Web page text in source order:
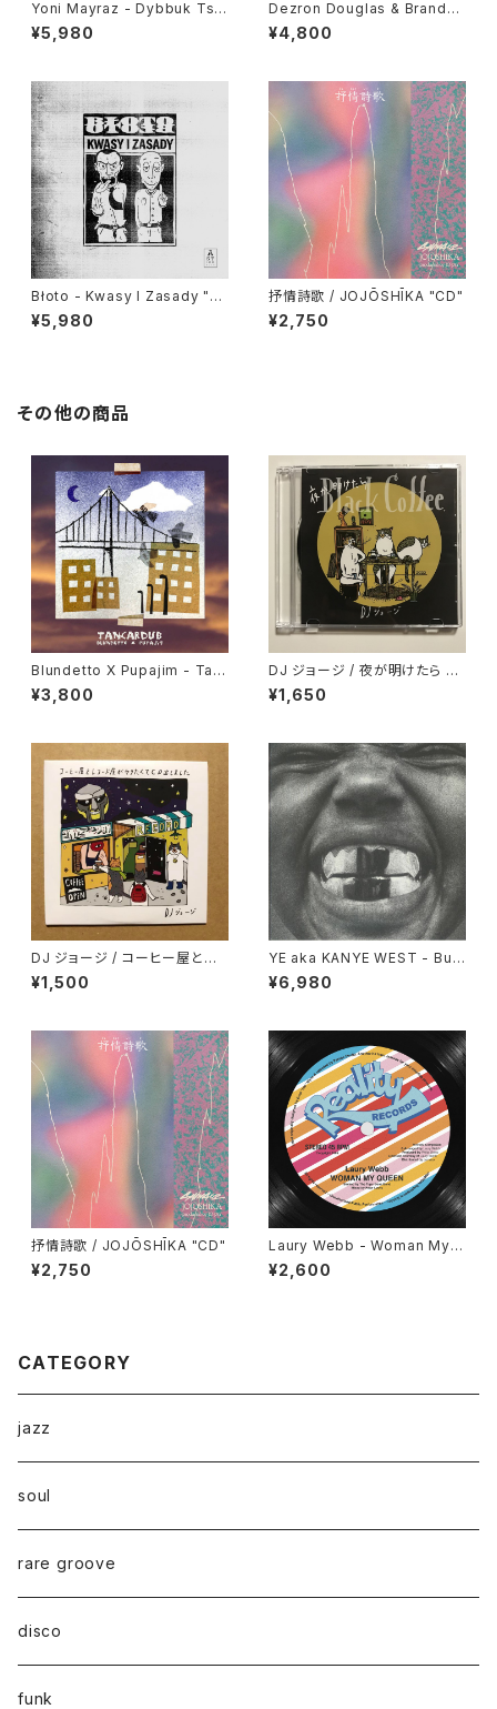
Yoni Mayraz - Dybbuk Tse!
"LP"
¥5,980
Dezron Douglas & Brande
e Younger - Force Majeure
"LP"
¥4,800
Błoto - Kwasy I Zasady "L
P"
¥5,980
抒情詩歌 / JOJŌSHĪKA "CD"
¥2,750
その他の商品
Blundetto X Pupajim - Tan
cardub "LP"
¥3,800
DJ ジョージ / 夜が明けたら Bl
ack Coffee
¥1,650
DJ ジョージ / コーヒー屋とレ
コード屋がやりたくてCD出しま
した
¥1,500
YE aka KANYE WEST - Bull
y "LP"
¥6,980
抒情詩歌 / JOJŌSHĪKA "CD"
¥2,750
Laury Webb - Woman My
Queen "12"
¥2,600
CATEGORY
jazz
soul
rare groove
disco
funk